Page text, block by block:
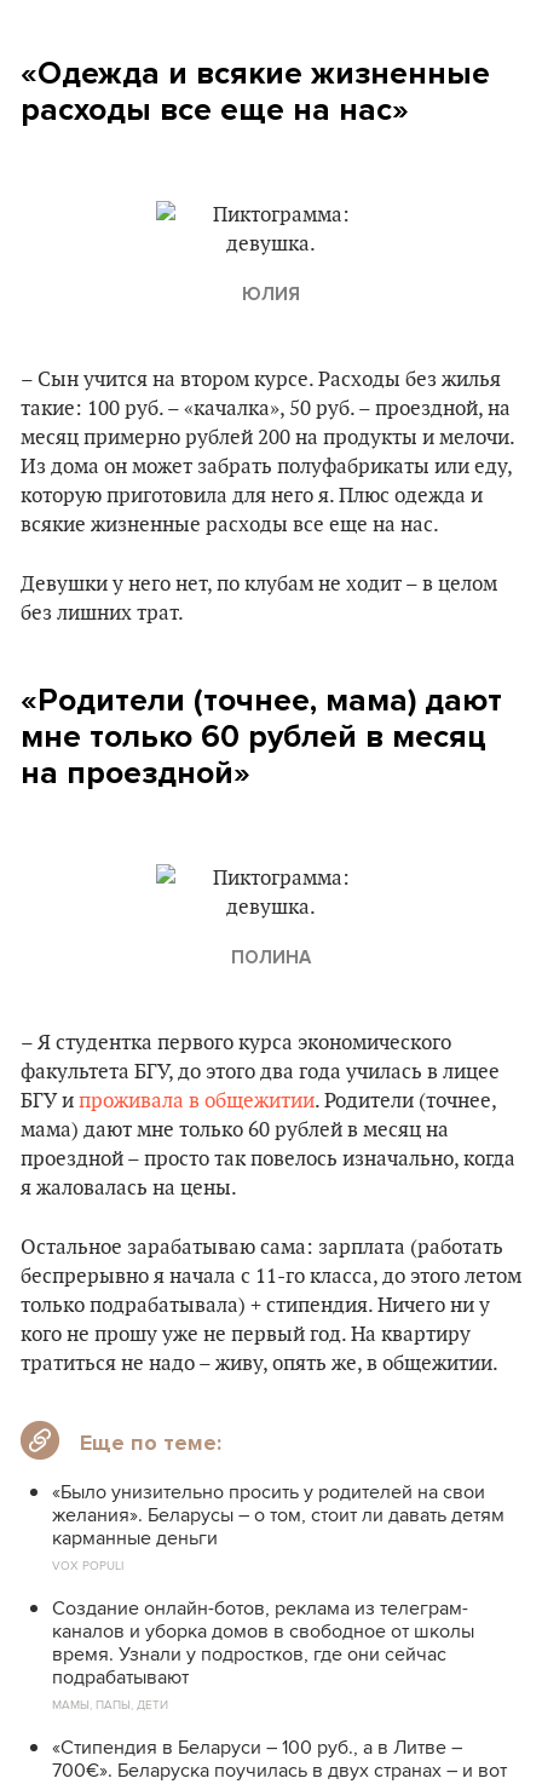
«Одежда и всякие жизненные
расходы все еще на нас»
ЮЛИЯ
– Сын учится на втором курсе. Расходы без жилья
такие: 100 руб. – «качалка», 50 руб. – проездной, на
месяц примерно рублей 200 на продукты и мелочи.
Из дома он может забрать полуфабрикаты или еду,
которую приготовила для него я. Плюс одежда и
всякие жизненные расходы все еще на нас.
Девушки у него нет, по клубам не ходит – в целом
без лишних трат.
«Родители (точнее, мама) дают
мне только 60 рублей в месяц
на проездной»
ПОЛИНА
– Я студентка первого курса экономического
факультета БГУ, до этого два года училась в лицее
БГУ и проживала в общежитии. Родители (точнее,
мама) дают мне только 60 рублей в месяц на
проездной – просто так повелось изначально, когда
я жаловалась на цены.
Остальное зарабатываю сама: зарплата (работать
беспрерывно я начала с 11-го класса, до этого летом
только подрабатывала) + стипендия. Ничего ни у
кого не прошу уже не первый год. На квартиру
тратиться не надо – живу, опять же, в общежитии.
Еще по теме:
«Было унизительно просить у родителей на свои
желания». Беларусы – о том, стоит ли давать детям
карманные деньги
VOX POPULI
Создание онлайн-ботов, реклама из телеграм-
каналов и уборка домов в свободное от школы
время. Узнали у подростков, где они сейчас
подрабатывают
МАМЫ, ПАПЫ, ДЕТИ
«Стипендия в Беларуси – 100 руб., а в Литве –
700€». Беларуска поучилась в двух странах – и вот